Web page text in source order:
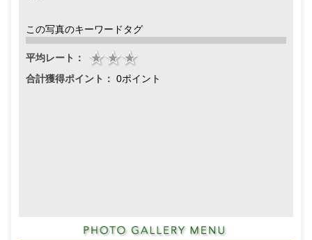
この写真のキーワードタグ
平均レート：
合計獲得ポイント： 0ポイント